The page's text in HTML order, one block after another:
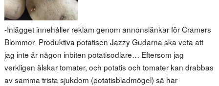
-Inlägget innehåller reklam genom annonslänkar för Cramers
Blommor- Produktiva potatisen Jazzy Gudarna ska veta att
jag inte är någon inbiten potatisodlare… Eftersom jag
verkligen älskar tomater, och potatis och tomater kan drabbas
av samma trista sjukdom (potatisbladmögel) så har